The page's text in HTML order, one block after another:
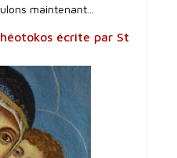
maintenant...
écrite par St